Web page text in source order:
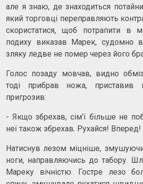
але я знаю, де знаходиться
який торговці переправляють
скористатися, щоб потрапити в
подиху виказав Марек, судомно
зляку ледве не помер через його
Голос позаду мовчав, видно
тоді прибрав ножа,
пригрозив:
- Якщо збрехав, сім’ї більше не
неї також збрехав. Рухайся! Вперед!
Натиснув лезом міцніше, змушуючи
ноги, направляючись до табору.
Мареку вічністю. Гостре лезо